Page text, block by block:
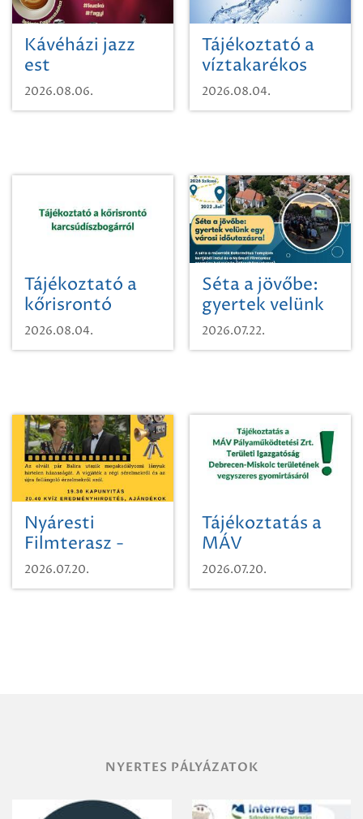
Kávéházi jazz
est
2026.08.06.
Tájékoztató a
víztakarékos
vízhasználatról
2026.08.04.
Tájékoztató a
kőrisrontó
karcsúdíszbogárról
2026.08.04.
Séta a jövőbe:
gyertek velünk
egy városi
időutazásra!
2026.07.22.
Nyáresti
Filmterasz -
Beugró a
Paradicsomba
2026.07.20.
Tájékoztatás a
MÁV
Pályaműködtetési
Zrt. Területi
2026.07.20.
NYERTES PÁLYÁZATOK